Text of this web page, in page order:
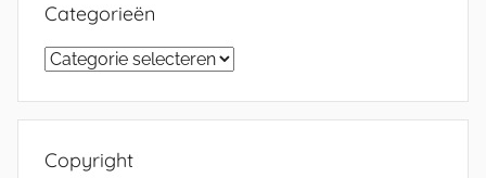
Categorieën
Categorieën
Copyright